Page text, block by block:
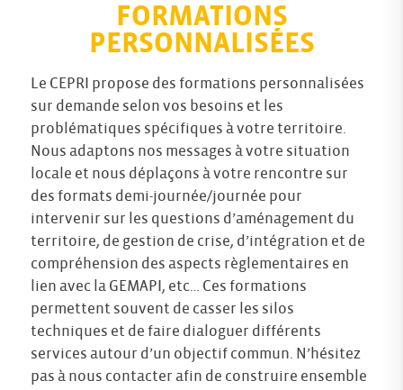
FORMATIONS
PERSONNALISÉES
Le CEPRI propose des formations personnalisées
sur demande selon vos besoins et les
problématiques spécifiques à votre territoire.
Nous adaptons nos messages à votre situation
locale et nous déplaçons à votre rencontre sur
des formats demi-journée/journée pour
intervenir sur les questions d’aménagement du
territoire, de gestion de crise, d’intégration et de
compréhension des aspects règlementaires en
lien avec la GEMAPI, etc… Ces formations
permettent souvent de casser les silos
techniques et de faire dialoguer différents
services autour d’un objectif commun. N’hésitez
pas à nous contacter afin de construire ensemble